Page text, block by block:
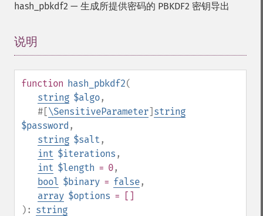
hash_pbkdf2 — 生成所提供密码的 PBKDF2 密钥导出
说明
function hash_pbkdf2(
string $algo,
#[\SensitiveParameter] string
$password ,
string $salt ,
int $iterations ,
int $length = 0,
bool $binary = false,
array $options = []
): string